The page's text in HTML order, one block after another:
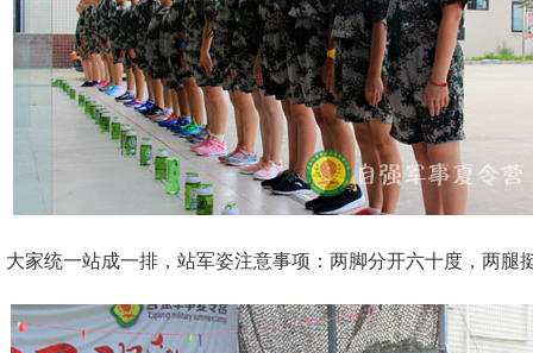
大家统一站成一排，站军姿注意事项：两脚分开六十度，两